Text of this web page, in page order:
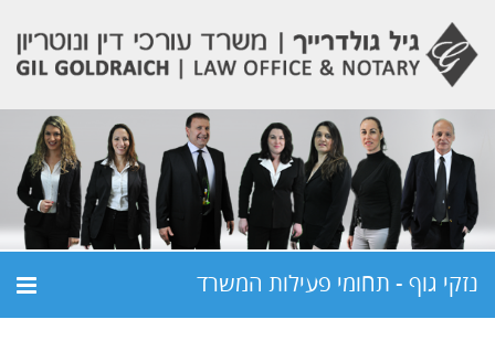
נזקי גוף - תחומי פעילות המשרד